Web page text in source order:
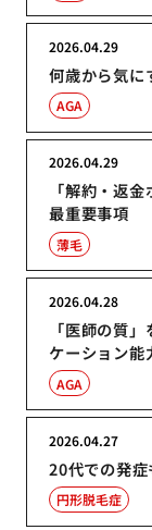
何歳から気に
2026.04.29
AGA
「解約・返
最重要事項
2026.04.29
薄毛
「医師の質
ケーション能
2026.04.28
AGA
20代での発
2026.04.27
円形脱毛症